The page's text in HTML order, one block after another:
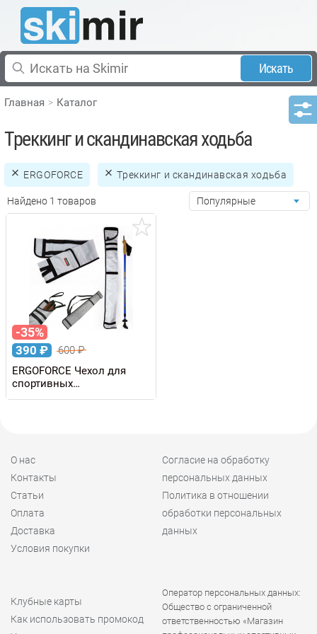
Искать
Главная Каталог
Треккинг и скандинавская ходьба
ERGOFORCE Треккинг и скандинавская ходьба
Найдено 1 товаров Популярные
-35%
390 ₽ 600₽
ERGOFORCE Чехол для
спортивных
телескопических палок
О нас
Контакты
Статьи
Оплата
Доставка
Условия покупки
Согласие на обработку
персональных данных
Политика в отношении
обработки персональных
данных
Клубные карты
Как использовать промокод
Оператор персональных данных:
Общество с ограниченной
ответственностью «Магазин